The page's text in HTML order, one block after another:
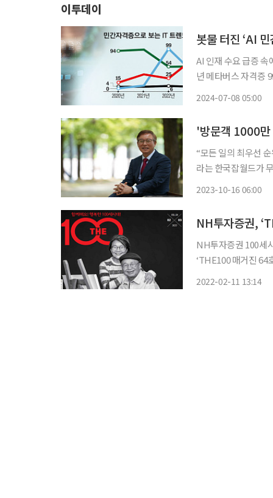
이투데이
봇물 터진 ‘AI
AI 인재 수요 급증
년 메타버스 자격증
2024-07-08 05:00
“모든 일의 최우선
라는 한국잡월드가
2023-10-16 06:00
NH투자증권,
NH투자증권 100세
‘THE100 매거진 64호(2월호)’
2022-02-11 13:14